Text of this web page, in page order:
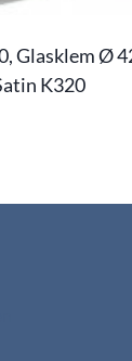
Glasklem Ø
K320